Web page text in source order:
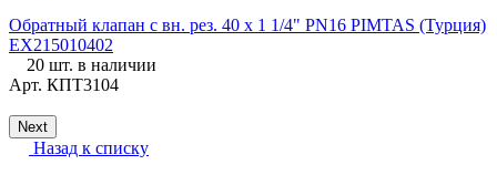
Обратный клапан с вн. рез. 40 х 1 1/4" PN16 PIMTAS (Турция)
EX215010402
20 шт. в наличии
Арт. КПТ3104
Next
Назад к списку